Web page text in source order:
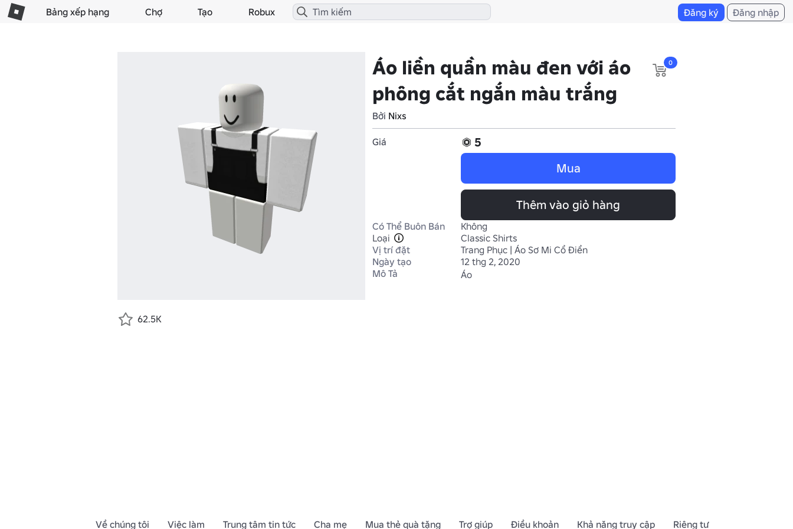
Bảng xếp hạng Chợ Tạo Robux Đăng ký Đăng nhập
Áo liền quần màu đen với áo
phông cắt ngắn màu trắng
Bởi Nixs
0
Giá
5
Mua
Thêm vào giỏ hàng
Có Thể Buôn Bán
Không
Loại
Classic Shirts
Vị trí đặt
Trang Phục | Áo Sơ Mi Cổ Điển
Ngày tạo
12 thg 2, 2020
Mô Tả
Áo
62.5K
Về chúng tôi Việc làm Trung tâm tin tức Cha mẹ Mua thẻ quà tặng Trợ giúp Điều khoản Khả năng truy cập Riêng tư